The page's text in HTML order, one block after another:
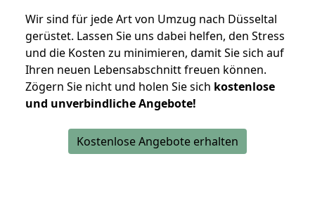
Wir sind für jede Art von Umzug nach Düsseltal
gerüstet. Lassen Sie uns dabei helfen, den Stress
und die Kosten zu minimieren, damit Sie sich auf
Ihren neuen Lebensabschnitt freuen können.
Zögern Sie nicht und holen Sie sich kostenlose
und unverbindliche Angebote!
Kostenlose Angebote erhalten